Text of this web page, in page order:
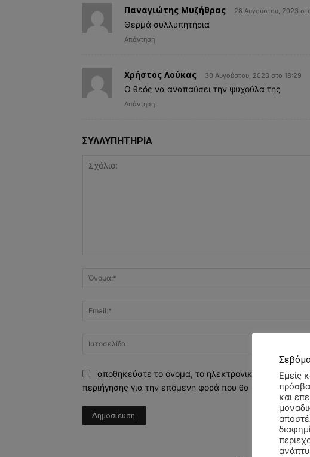
Παναγιώτης Μυζήθρας 28 Αυγούστου, 2023
Θερμά συλλυπητήρια
Απάντηση
Χρήστος Λούκας 30 Αυγούστου, 2023 στο 18:29
Ο θεός να αναπαύσει την ψυχούλα της
Απάντηση
ΣΥΛΛΥΠΗΤΗΡΙΑ
αποθηκεύστε το όνομα, το ηλεκτρονικό
περιήγησης για την επόμενη φορά που θα σχολιάσω.
Εμείς
και